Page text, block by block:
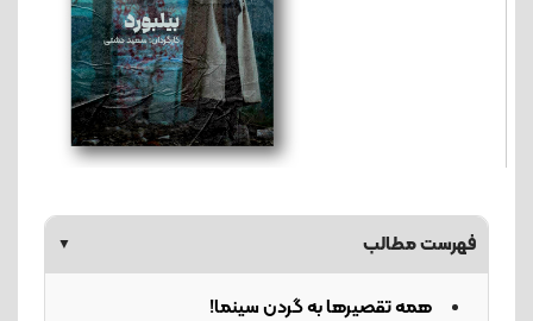
فهرست مطالب ▼
همه تقصیرها به گردن سینما!